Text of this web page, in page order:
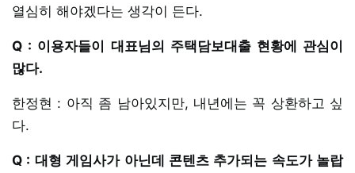
열심히 해야겠다는 생각이 든다.
Q : 이용자들이 대표님의 주택담보대출 현황에 관심이
많다.
한정현 : 아직 좀 남아있지만, 내년에는 꼭 상환하고 싶
다.
Q : 대형 게임사가 아닌데 콘텐츠 추가되는 속도가 놀랍